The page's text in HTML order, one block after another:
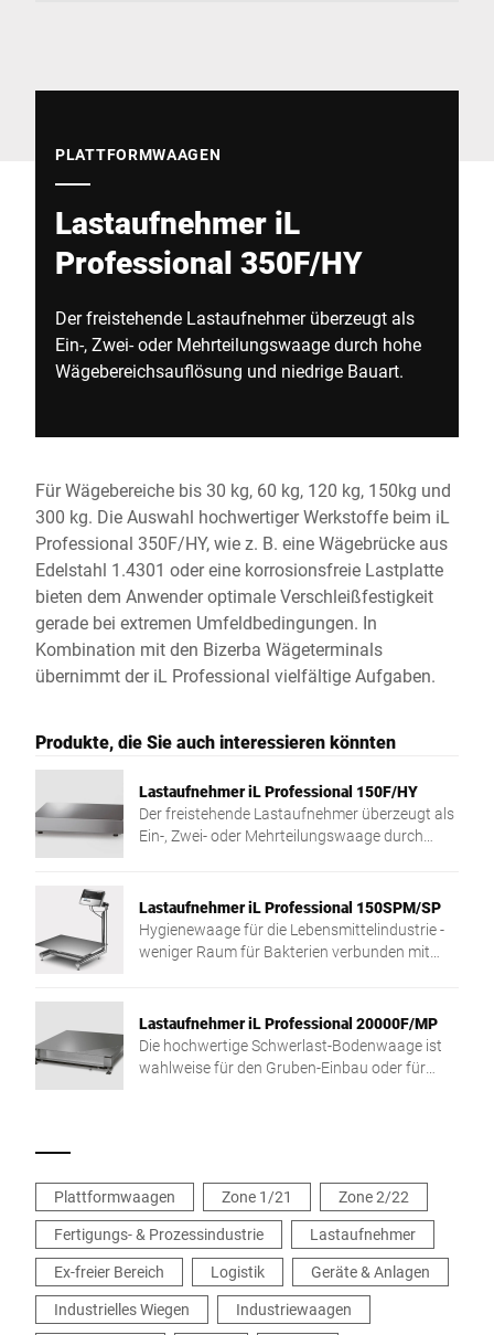
PLATTFORMWAAGEN
Lastaufnehmer iL
Professional 350F/HY
Der freistehende Lastaufnehmer überzeugt als
Ein-, Zwei- oder Mehrteilungswaage durch hohe
Wägebereichsauflösung und niedrige Bauart.
Für Wägebereiche bis 30 kg, 60 kg, 120 kg, 150kg und
300 kg. Die Auswahl hochwertiger Werkstoffe beim iL
Professional 350F/HY, wie z. B. eine Wägebrücke aus
Edelstahl 1.4301 oder eine korrosionsfreie Lastplatte
bieten dem Anwender optimale Verschleißfestigkeit
gerade bei extremen Umfeldbedingungen. In
Kombination mit den Bizerba Wägeterminals
übernimmt der iL Professional vielfältige Aufgaben.
Produkte, die Sie auch interessieren könnten
Lastaufnehmer iL Professional 150F/HY
Der freistehende Lastaufnehmer überzeugt als
Ein-, Zwei- oder Mehrteilungswaage durch
Lastaufnehmer iL Professional 150SPM/SP
Hygienewaage für die Lebensmittelindustrie -
weniger Raum für Bakterien verbunden mit
Lastaufnehmer iL Professional 20000F/MP
Die hochwertige Schwerlast-Bodenwaage ist
wahlweise für den Gruben-Einbau oder für
Plattformwaagen Zone 1/21
Zone 2/22
Fertigungs- & Prozessindustrie
Lastaufnehmer
Ex-freier Bereich
Logistik
Geräte & Anlagen
Industrielles Wiegen
Industriewaagen